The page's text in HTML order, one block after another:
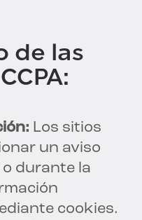
de las
Los sitios
un aviso
durante la
cookies.